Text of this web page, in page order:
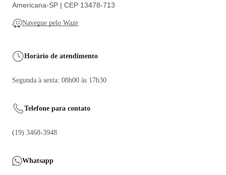
Americana-SP | CEP 13478-713
Navegue pelo Waze
Horário de atendimento
Segunda à sexta: 08h00 às 17h30
Telefone para contato
(19) 3468-3948
Whatsapp